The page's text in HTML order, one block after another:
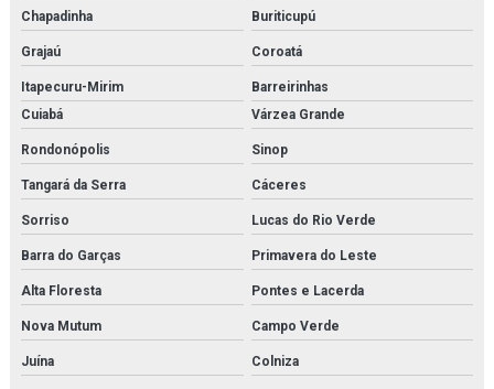
Chapadinha Buriticupú
Grajaú Coroatá
Itapecuru-Mirim
Barreirinhas
Cuiabá
Várzea Grande
Rondonópolis Sinop
Tangará da Serra Cáceres
Sorriso Lucas do Rio Verde
Barra do Garças Primavera do Leste
Alta Floresta Pontes e Lacerda
Nova Mutum Campo Verde
Juína Colniza